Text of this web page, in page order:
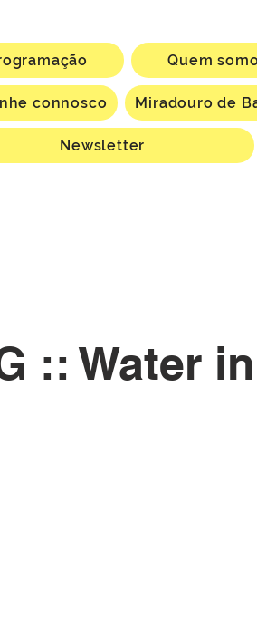
Quem
connosco Miradouro de
Newsletter
:: Water